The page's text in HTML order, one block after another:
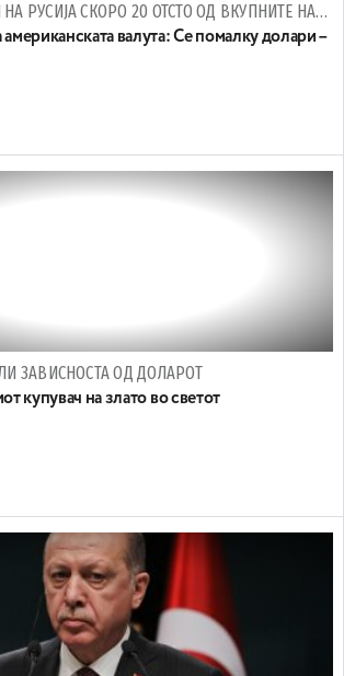
ЗЛАТНИТЕ РЕЗЕРВИ НА РУСИЈА СКОРО 20 ОТСТО ОД ВКУПНИТЕ НАЦИОНАЛНИ РЕЗЕРВИ
американската валута: Се помалку долари –
ЗАВИСНОСТА ОД ДОЛАРОТ
купувач на злато во светот